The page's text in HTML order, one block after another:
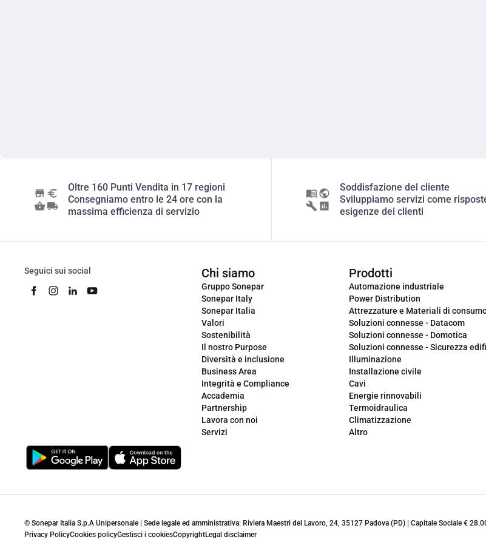
Oltre 160 Punti Vendita in 17 regioni
Consegniamo entro le 24 ore con la
massima efficienza di servizio
Soddisfazione del cliente
Sviluppiamo servizi come
esigenze dei clienti
Seguici sui social Chi siamo
Gruppo Sonepar
Sonepar Italy
Sonepar Italia
Valori
Sostenibilità
Il nostro Purpose
Diversità e inclusione
Business Area
Integrità e Compliance
Accademia
Partnership
Lavora con noi
Servizi
Prodotti
Automazione industriale
Power Distribution
Attrezzature e Materiali di
Soluzioni connesse - Datacom
Soluzioni connesse - Domotica
Soluzioni connesse - Sicurezza
Illuminazione
Installazione civile
Cavi
Energie rinnovabili
Termoidraulica
Climatizzazione
Altro
© Sonepar Italia S.p.A Unipersonale | Sede legale ed amministrativa: Riviera Maestri del Lavoro, 24, 35127 Padova (PD) | Capitale Sociale €
Privacy PolicyCookies policyGestisci i cookiesCopyrightLegal disclaimer